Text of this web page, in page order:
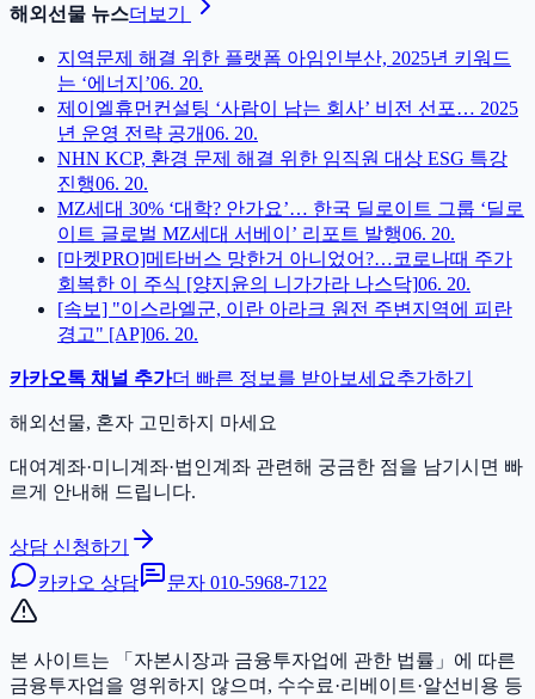
해외선물 뉴스더보기
지역문제 해결 위한 플랫폼 아임인부산, 2025년 키워드
는 ‘에너지’06. 20.
제이엘휴먼컨설팅 ‘사람이 남는 회사’ 비전 선포… 2025
년 운영 전략 공개06. 20.
NHN KCP, 환경 문제 해결 위한 임직원 대상 ESG 특강
진행06. 20.
MZ세대 30% ‘대학? 안가요’… 한국 딜로이트 그룹 ‘딜로
이트 글로벌 MZ세대 서베이’ 리포트 발행06. 20.
[마켓PRO]메타버스 망한거 아니었어?…코로나때 주가
회복한 이 주식 [양지윤의 니가가라 나스닥]06. 20.
[속보] "이스라엘군, 이란 아라크 원전 주변지역에 피란
경고" [AP]06. 20.
카카오톡 채널 추가더 빠른 정보를 받아보세요추가하기
해외선물, 혼자 고민하지 마세요
대여계좌·미니계좌·법인계좌 관련해 궁금한 점을 남기시면 빠
르게 안내해 드립니다.
상담 신청하기
카카오 상담
문자 010-5968-7122
본 사이트는 「자본시장과 금융투자업에 관한 법률」에 따른
금융투자업을 영위하지 않으며, 수수료·리베이트·알선비용 등